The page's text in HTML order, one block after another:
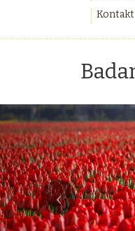
Kontakt